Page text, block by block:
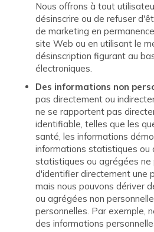
Nous offrons à tout
désinscrire ou de refuser
de marketing en
site Web ou en utilisant le
désinscription figurant au
électroniques.
Des informations non
pas directement ou
ne se rapportent pas
identifiable, telles que les
santé, les informations
informations statistiques ou
statistiques ou agrégées
d'identifier directement une
mais nous pouvons dériver
ou agrégées non
personnelles. Par exemple,
des informations